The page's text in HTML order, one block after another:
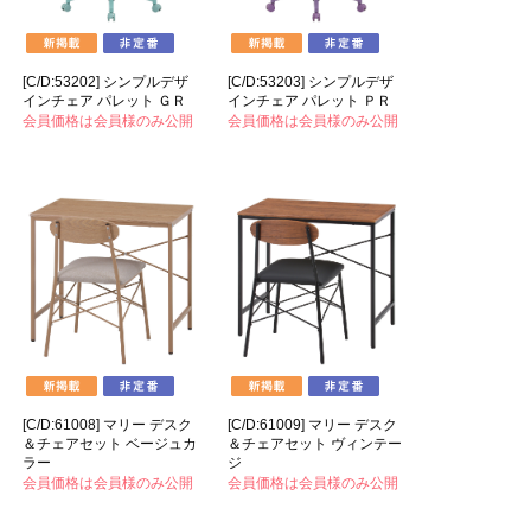
[C/D:53202] シンプルデザ
インチェア パレット ＧＲ
会員価格は会員様のみ公開
[C/D:53203] シンプルデザ
インチェア パレット ＰＲ
会員価格は会員様のみ公開
[C/D:61008] マリー デスク
＆チェアセット ベージュカ
ラー
会員価格は会員様のみ公開
[C/D:61009] マリー デスク
＆チェアセット ヴィンテー
ジ
会員価格は会員様のみ公開